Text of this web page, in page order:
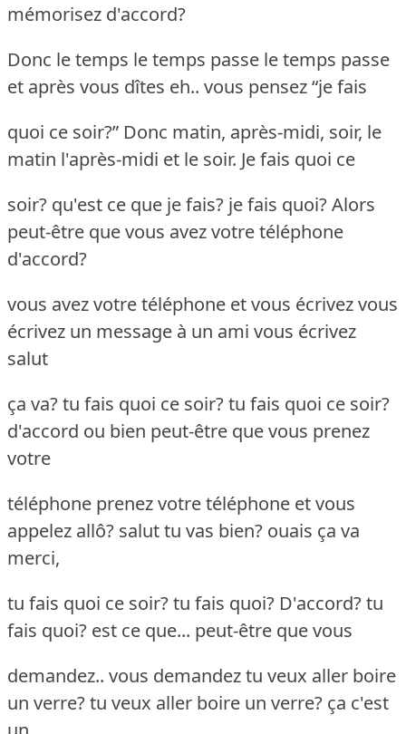
mémorisez d'accord?
Donc le temps le temps passe le temps passe
et après vous dîtes eh.. vous pensez “je fais
quoi ce soir?” Donc matin, après-midi, soir, le
matin l'après-midi et le soir. Je fais quoi ce
soir? qu'est ce que je fais? je fais quoi? Alors
peut-être que vous avez votre téléphone
d'accord?
vous avez votre téléphone et vous écrivez vous
écrivez un message à un ami vous écrivez
salut
ça va? tu fais quoi ce soir? tu fais quoi ce soir?
d'accord ou bien peut-être que vous prenez
votre
téléphone prenez votre téléphone et vous
appelez allô? salut tu vas bien? ouais ça va
merci,
tu fais quoi ce soir? tu fais quoi? D'accord? tu
fais quoi? est ce que... peut-être que vous
demandez.. vous demandez tu veux aller boire
un verre? tu veux aller boire un verre? ça c'est